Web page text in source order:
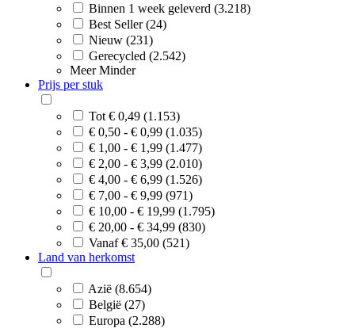
Binnen 1 week geleverd (3.218)
Best Seller (24)
Nieuw (231)
Gerecycled (2.542)
Meer Minder
Prijs per stuk
Tot € 0,49 (1.153)
€ 0,50 - € 0,99 (1.035)
€ 1,00 - € 1,99 (1.477)
€ 2,00 - € 3,99 (2.010)
€ 4,00 - € 6,99 (1.526)
€ 7,00 - € 9,99 (971)
€ 10,00 - € 19,99 (1.795)
€ 20,00 - € 34,99 (830)
Vanaf € 35,00 (521)
Land van herkomst
Azië (8.654)
België (27)
Europa (2.288)